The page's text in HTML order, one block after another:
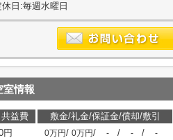
日:毎週水曜日
室情報
益費 敷金/礼金/保証金/償却/敷引
円 0万円/ 0万円/ - / - / -